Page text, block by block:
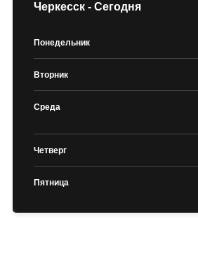
Черкесск - Сегодня
Понедельник
Вторник
Среда
Четверг
Пятница